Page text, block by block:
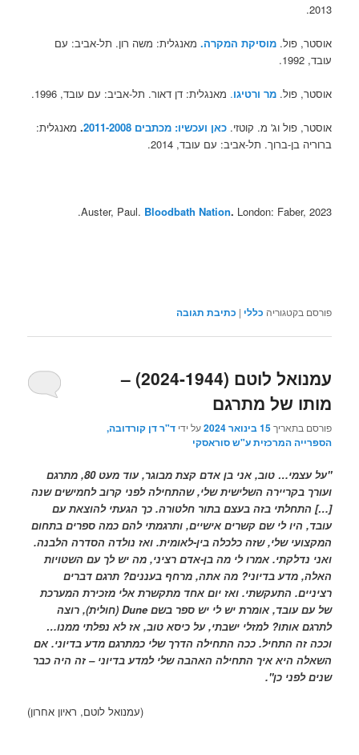
2013.
אוסטר, פול.מוסיקת המקרה. מאנגלית: משה רון. תל-אביב: עם
עובד, 1992.
אוסטר, פול.מר ורטיגו. מאנגלית: דן דאור. תל-אביב: עם עובד, 1996.
אוסטר, פול וג' מ. קוטזי.כאן ועכשיו: מכתבים 2011-2008 . מאנגלית:
ברוריה בן-ברוך. תל-אביב: עם עובד, 2014.
Auster, Paul. Bloodbath Nation. London: Faber, 2023.​
פורסם בקטגוריה כללי | כתיבת תגובה
עמנואל לוטם (2024-1944) –
מותו של מתרגם
פורסם בתאריך15 בינואר 2024 על ידיד"ר דן קורדובה,
הספרייה המרכזית ע"ש סוראסקי
"על עצמי… טוב, אני בן אדם קצת מבוגר, עוד מעט 80, מתרגם
ועורך בקריירה השלישית שלי, שהתחילה לפני קרוב לחמישים שנה
[…] התחלתי בזה בעצם בתור חלטורה. כך הגעתי להוצאת עם
עובד, היו לי שם קשרים אישיים, ותרגמתי להם כמה ספרים בתחום
המקצועי שלי, שזה כלכלה בין-לאומית. ואז נולדה הסדרה הלבנה.
ואני נדלקתי. אמרו לי מה בן-אדם רציני, מה יש לך עם השטויות
האלה, מדע בדיוני? מה אתה, מרחף בעננים? תרגם דברים
רציניים. התעקשתי. ואז יום אחד מתקשרת אלי מזכירת המערכת
של עם עובד, אומרת יש לי יש ספר בשם Dune
(חולית), רוצה
לתרגם אותו? למזלי ישבתי, על כיסא טוב, אז לא נפלתי ממנו…
וככה זה התחיל. ככה התחילה הדרך שלי כמתרגם מדע בדיוני. אם
השאלה היא איך התחילה האהבה שלי למדע בדיוני – זה היה כבר
שנים לפני כן".
(עמנואל לוטם, ראיון אחרון)